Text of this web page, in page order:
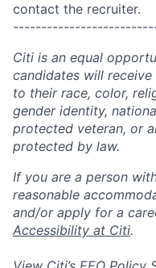
contact the recruiter.
Citi is an equal
candidates will
to their race, color,
gender identity,
protected veteran, or
protected by law.
If you are a person
reasonable
and/or apply for a
Accessibility at Citi.